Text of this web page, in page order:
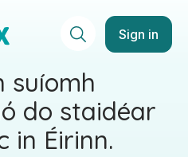
Sign in
suíomh
do staidéar
in Éirinn.